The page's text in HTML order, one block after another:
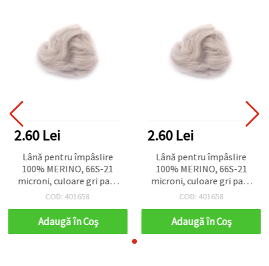
2.60 Lei
Lână pentru împâslire
100% MERINO, 66S-21
microni, culoare gri pal -
4~5 grame
COD: 401658
Adaugă în Coş
2.60 Lei
Lână pentru împâslire
100% MERINO, 66S-21
microni, culoare gri pal -
4~5 grame
COD: 401658
Adaugă în Coş